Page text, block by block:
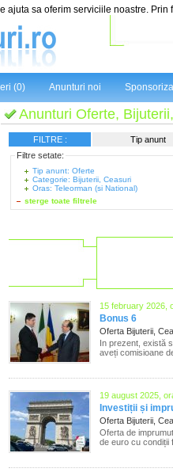
ajuta sa oferim serviciile noastre.
(0) Anunturi noi
Anunturi Oferte,
FILTRE :
Tip anunt
Filtre setate:
Tip anunt: Oferte
Categorie: Bijuterii, Ceasuri
Oras: Teleorman (si National)
sterge toate filtrele
15 february 2026,
Bonus 6
Oferta Bijuterii,
In prezent, există
aveți comisioane
19 august 2025,
Investiții și
Oferta Bijuterii,
Oferta de
de euro cu condiții